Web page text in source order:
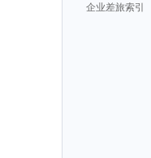
企业差旅索引